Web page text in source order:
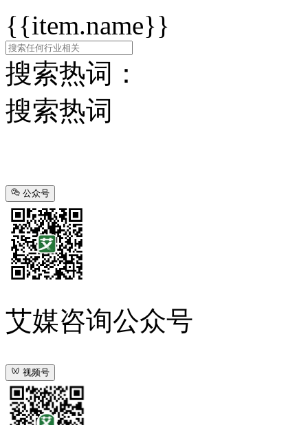
{{item.name}}
搜索热词：
搜索热词
公众号
艾媒咨询公众号
视频号